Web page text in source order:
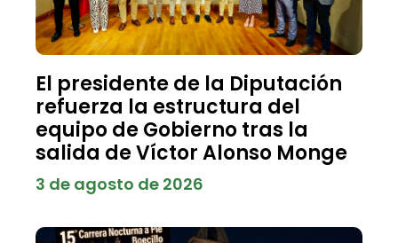
El presidente de la Diputación
refuerza la estructura del
equipo de Gobierno tras la
salida de Víctor Alonso Monge
3 de agosto de 2026